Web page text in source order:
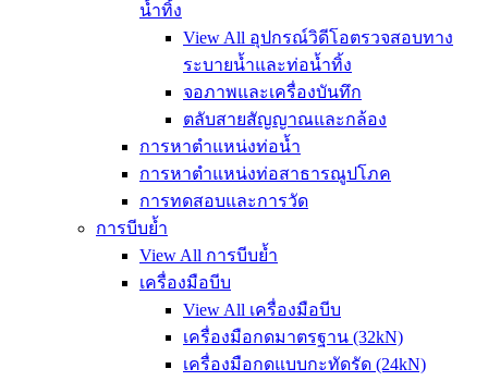
น้ำทิ้ง
View All อุปกรณ์วิดีโอตรวจสอบทาง
ระบายน้ำและท่อน้ำทิ้ง
จอภาพและเครื่องบันทึก
ตลับสายสัญญาณและกล้อง
การหาตำแหน่งท่อน้ำ
การหาตำแหน่งท่อสาธารณูปโภค
การทดสอบและการวัด
การบีบย้ำ
View All การบีบย้ำ
เครื่องมือบีบ
View All เครื่องมือบีบ
เครื่องมือกดมาตรฐาน (32kN)
เครื่องมือกดแบบกะทัดรัด (24kN)